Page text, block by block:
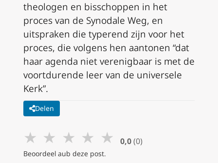
theologen en bisschoppen in het
proces van de Synodale Weg, en
uitspraken die typerend zijn voor het
proces, die volgens hen aantonen “dat
haar agenda niet verenigbaar is met de
voortdurende leer van de universele
Kerk”.
Delen
★ ★ ★ ★ ★ 0,0 (0)
Beoordeel aub deze post.